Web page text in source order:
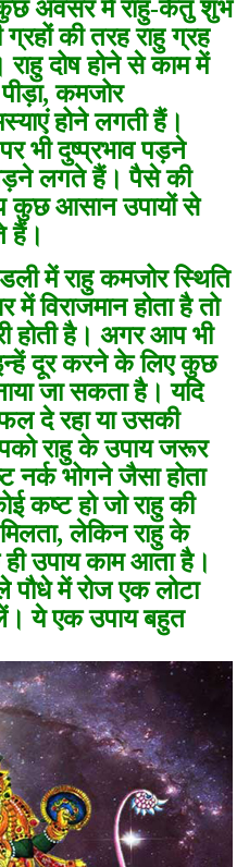
अवसर में राहु-केतु शुभ
ग्रहों की तरह राहु ग्रह
दोष होने से काम में
,कमजोर
होने लगती हैं।
भी दुष्प्रभाव पड़ने
लगते हैं। पैसे की
कुछ आसान उपायों से
हैं।
में राहु कमजोर स्थिति
में विराजमान होता है तो
होती है। अगर आप भी
दूर करने के लिए कुछ
जा सकता है।यदि
दे रहा या उसकी
राहु के उपाय जरूर
नर्क भोगने जैसा होता
कष्ट हो जो राहु की
लेकिन राहु के
उपाय काम आता है।
पौधे में रोज एक लोटा
ये एक उपाय बहुत